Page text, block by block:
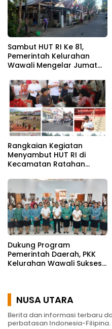
Sambut HUT RI Ke 81,
Pemerintah Kelurahan
Wawali Mengelar Jumat
Rangkaian Kegiatan
Menyambut HUT RI di
Kecamatan Ratahan
Dukung Program
Pemerintah Daerah, PKK
Kelurahan Wawali Sukses
Masyarakat
NUSA UTARA
Berita dan informasi terbaru
perbatasan Indonesia-Filipina.